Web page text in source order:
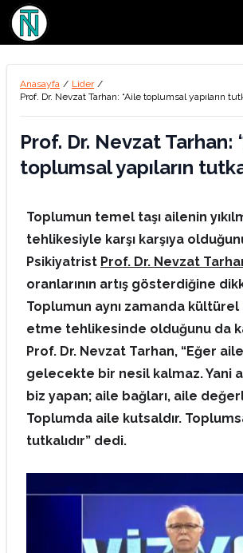
Anasayfa / Lider /
Prof. Dr. Nevzat Tarhan: “Aile toplumsal yapıların
Prof. Dr. Nevzat Tarhan:
toplumsal yapıların
Toplumun temel taşı ailenin
tehlikesiyle karşı karşıya
Psikiyatrist Prof. Dr. Nevzat
oranlarının artış gösterdiğine
Toplumun aynı zamanda
etme tehlikesinde olduğunu da
Prof. Dr. Nevzat Tarhan, “Eğer
gelecekte bir nesil kalmaz. Yani
biz yapan; aile bağları, aile
Toplumda aile kutsaldır.
tutkalıdır” dedi.